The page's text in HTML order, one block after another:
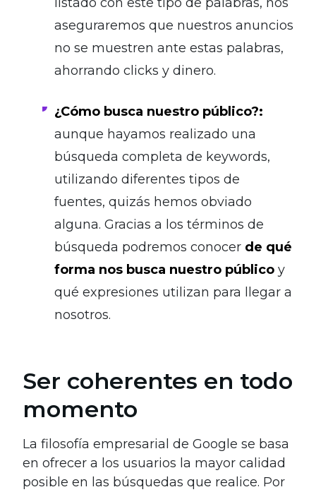
aseguraremos que nuestros anuncios
no se muestren ante estas palabras,
ahorrando clicks y dinero.
¿Cómo busca nuestro público?:
aunque hayamos realizado una
búsqueda completa de keywords,
utilizando diferentes tipos de
fuentes, quizás hemos obviado
alguna. Gracias a los términos de
búsqueda podremos conocer de qué
forma nos busca nuestro público y
qué expresiones utilizan para llegar a
nosotros.
Ser coherentes en todo
momento
La filosofía empresarial de Google se basa
en ofrecer a los usuarios la mayor calidad
posible en las búsquedas que realice. Por